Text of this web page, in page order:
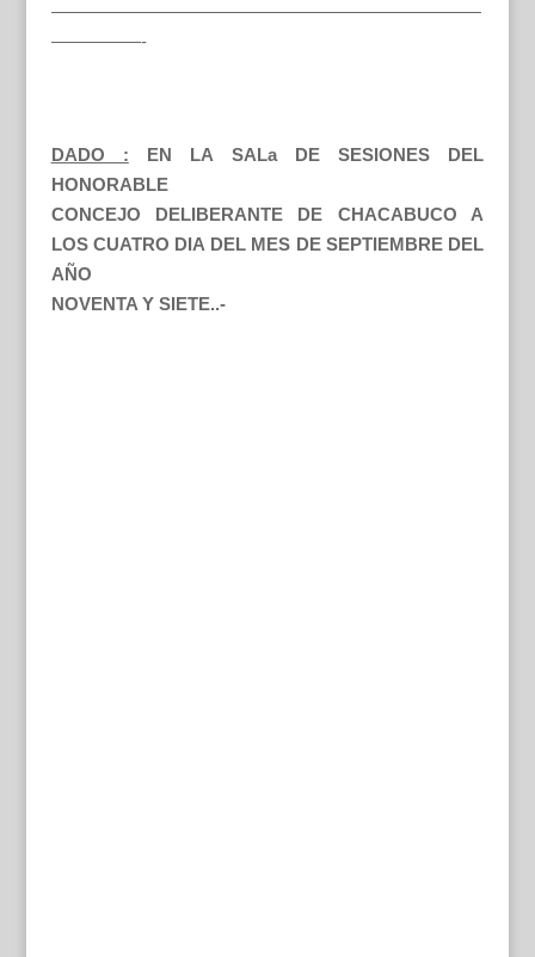
————————————————————————
—————-
DADO :
EN LA SALa DE SESIONES DEL
HONORABLE
CONCEJO DELIBERANTE DE CHACABUCO A
LOS CUATRO DIA DEL MES DE SEPTIEMBRE DEL
AÑO
NOVENTA Y SIETE..-